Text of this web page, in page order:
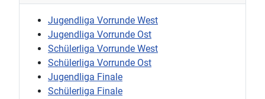
Jugendliga Vorrunde West
Jugendliga Vorrunde Ost
Schülerliga Vorrunde West
Schülerliga Vorrunde Ost
Jugendliga Finale
Schülerliga Finale